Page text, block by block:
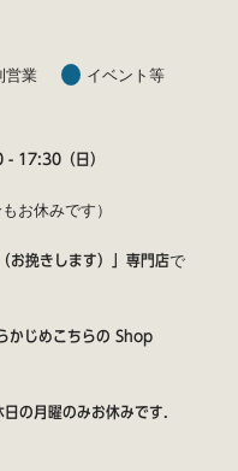
営業 イベント等
17:30（日）
お休みです）
お挽きします）」専門店で
かじめこちらの Shop
の月曜のみお休みです.